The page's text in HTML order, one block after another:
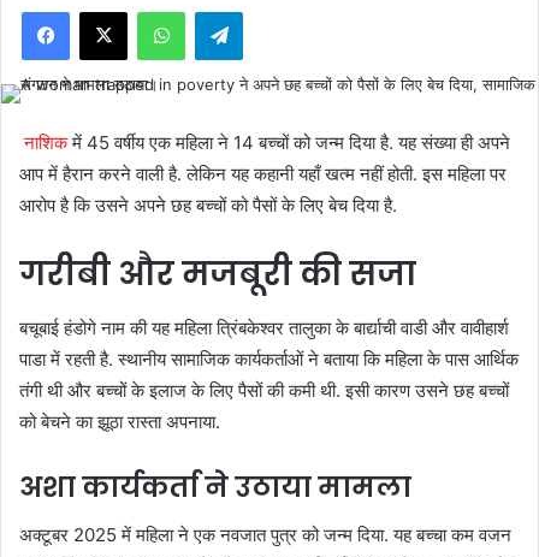
Facebook
X WhatsAppTelegram
नाशिकमें 45 वर्षीय एक महिला ने 14 बच्चों को जन्म दिया है. यह संख्या ही अपने
आप में हैरान करने वाली है. लेकिन यह कहानी यहाँ खत्म नहीं होती. इस महिला पर
आरोप है कि उसने अपने छह बच्चों को पैसों के लिए बेच दिया है.
गरीबी और मजबूरी की सजा
बचूबाई हंडोगे नाम की यह महिला त्रिंबकेश्वर तालुका के बार्द्याची वाडी और वावीहार्श
पाडा में रहती है. स्थानीय सामाजिक कार्यकर्ताओं ने बताया कि महिला के पास आर्थिक
तंगी थी और बच्चों के इलाज के लिए पैसों की कमी थी. इसी कारण उसने छह बच्चों
को बेचने का झूठा रास्ता अपनाया.
अशा कार्यकर्ता ने उठाया मामला
अक्टूबर 2025 में महिला ने एक नवजात पुत्र को जन्म दिया. यह बच्चा कम वजन